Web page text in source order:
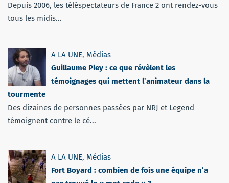
Depuis 2006, les téléspectateurs de France 2 ont rendez-vous
tous les midis...
A LA UNE, Médias
Guillaume Pley : ce que révèlent les
témoignages qui mettent l’animateur dans la
tourmente
Des dizaines de personnes passées par NRJ et Legend
témoignent contre le cé...
A LA UNE, Médias
Fort Boyard : combien de fois une équipe n’a